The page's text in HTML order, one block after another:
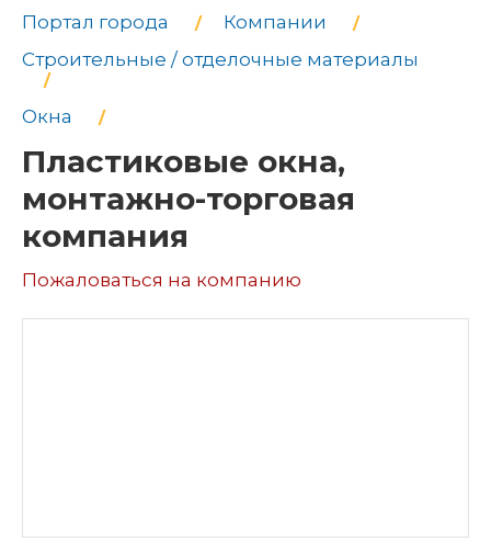
Портал города
Компании
Строительные / отделочные материалы
Окна
Пластиковые окна,
монтажно-торговая
компания
Пожаловаться на компанию